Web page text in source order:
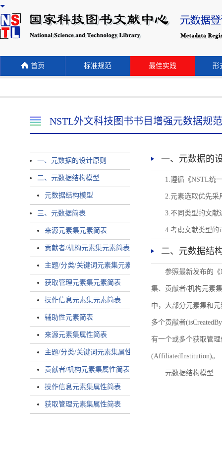
首页 标准规范 最佳实践 形
NSTL外文科技图书书目增强元数据规范
一、元数据的设计原则
二、元数据结构模型
元数据结构模型
三、元数据简表
来源元素集元素简表
贡献者/机构元素集元素简表
主题/分类/关键词元素集元素简表
获取管理元素集元素简表
操作信息元素集元素简表
辅助性元素简表
来源元素集属性简表
主题/分类/关键词元素集属性简表
贡献者/机构元素集属性简表
操作信息元素集属性简表
获取管理元素集属性简表
一、元数据的
1.遵循《NSTL统
2.元素选取优先采
3.不同类型的文献
4.考虑文献类型的
二、元数据结
参照最新发布的
集、贡献者/机构元素
中，大部分元素集和
多个贡献者
有一个或多个获取管理
(AffiliatedInstitution)。
元数据结构模型